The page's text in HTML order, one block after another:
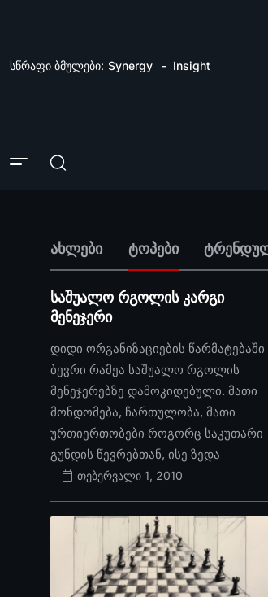
სწრაფი ბმულები: Synergy Insight
ახლები ტოპები
საშუალო რგოლის კარგი
მენეჯერი
დიდი ორგანიზაციების წარმატებაში
ბევრი რამეა საშუალო რგოლის
მენეჯერებზე დამოკიდებული. მათი
მონდომება, ჩართულობა, მათი
ურთიერთობები როგორც საკუთარი
გუნდის წევრებთან, ისე ზედა
თებერვალი 1, 2010